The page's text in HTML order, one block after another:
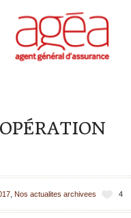
4
, Nos actualites archivees